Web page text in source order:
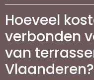
Hoeveel
verbonden
van
Vlaanderen?